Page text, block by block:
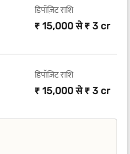
डिपॉज़िट राशि
₹ 15,000 से ₹ 3 cr
डिपॉज़िट राशि
₹ 15,000 से ₹ 3 cr